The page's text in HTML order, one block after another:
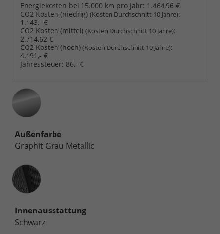
Energiekosten bei 15.000 km pro Jahr: 1.464,96 €
CO2 Kosten (niedrig) (Kosten Durchschnitt 10 Jahre):
1.143,- €
CO2 Kosten (mittel) (Kosten Durchschnitt 10 Jahre):
2.714,62 €
CO2 Kosten (hoch) (Kosten Durchschnitt 10 Jahre):
4.191,- €
Jahressteuer: 86,- €
Außenfarbe
Graphit Grau Metallic
Innenausstattung
Innenausstattung
Schwarz